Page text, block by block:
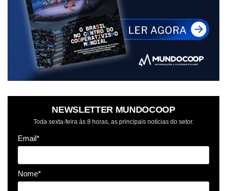
NEWSLETTER MUNDOCOOP
Toda sexta-feira às 8 horas, as principais notícias do setor.
Email*
Nome*